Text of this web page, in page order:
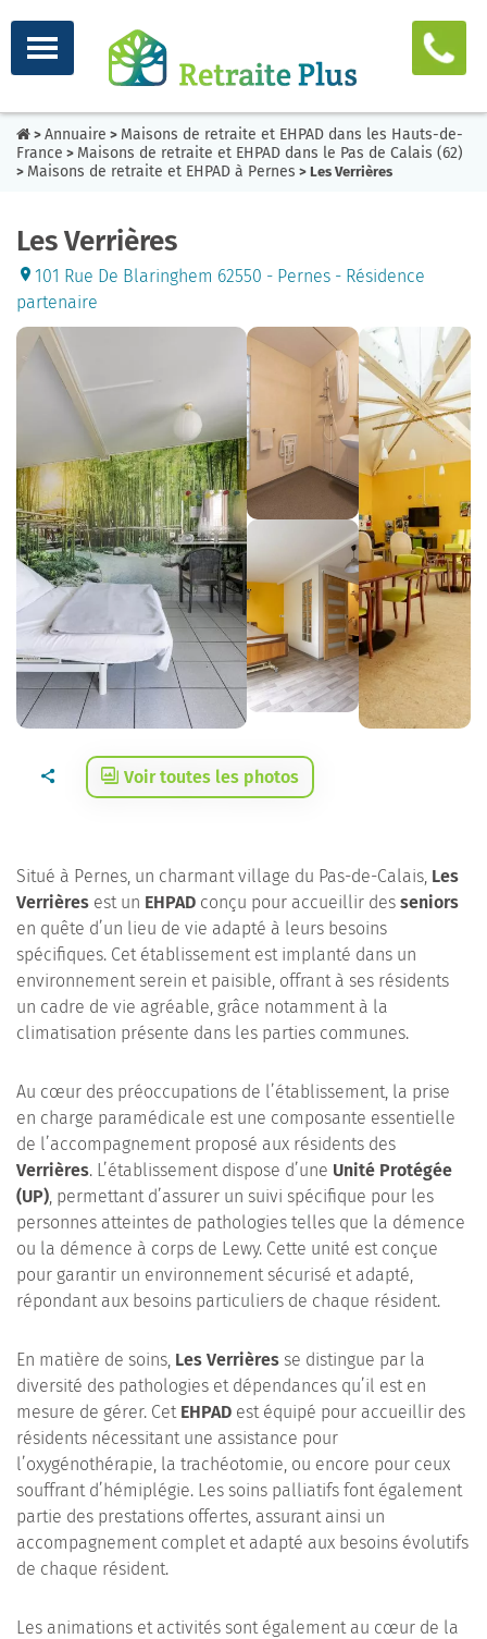
> Annuaire > Maisons de retraite et EHPAD dans les Hauts-de-
France > Maisons de retraite et EHPAD dans le Pas de Calais (62)
> Maisons de retraite et EHPAD à Pernes > Les Verrières
Les Verrières
101 Rue De Blaringhem 62550 - Pernes - Résidence
partenaire
Voir toutes les photos
Situé à Pernes, un charmant village du Pas-de-Calais, Les
Verrières est un EHPAD conçu pour accueillir des seniors
en quête d’un lieu de vie adapté à leurs besoins
spécifiques. Cet établissement est implanté dans un
environnement serein et paisible, offrant à ses résidents
un cadre de vie agréable, grâce notamment à la
climatisation présente dans les parties communes.
Au cœur des préoccupations de l’établissement, la prise
en charge paramédicale est une composante essentielle
de l’accompagnement proposé aux résidents des
Verrières. L’établissement dispose d’une Unité Protégée
(UP), permettant d’assurer un suivi spécifique pour les
personnes atteintes de pathologies telles que la démence
ou la démence à corps de Lewy. Cette unité est conçue
pour garantir un environnement sécurisé et adapté,
répondant aux besoins particuliers de chaque résident.
En matière de soins, Les Verrières se distingue par la
diversité des pathologies et dépendances qu’il est en
mesure de gérer. Cet EHPAD est équipé pour accueillir des
résidents nécessitant une assistance pour
l’oxygénothérapie, la trachéotomie, ou encore pour ceux
souffrant d’hémiplégie. Les soins palliatifs font également
partie des prestations offertes, assurant ainsi un
accompagnement complet et adapté aux besoins évolutifs
de chaque résident.
Les animations et activités sont également au cœur de la